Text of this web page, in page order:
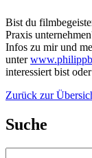
Bist du
Praxis
Infos zu mir und
unter
interessiert bist
Zurück zur
Suche